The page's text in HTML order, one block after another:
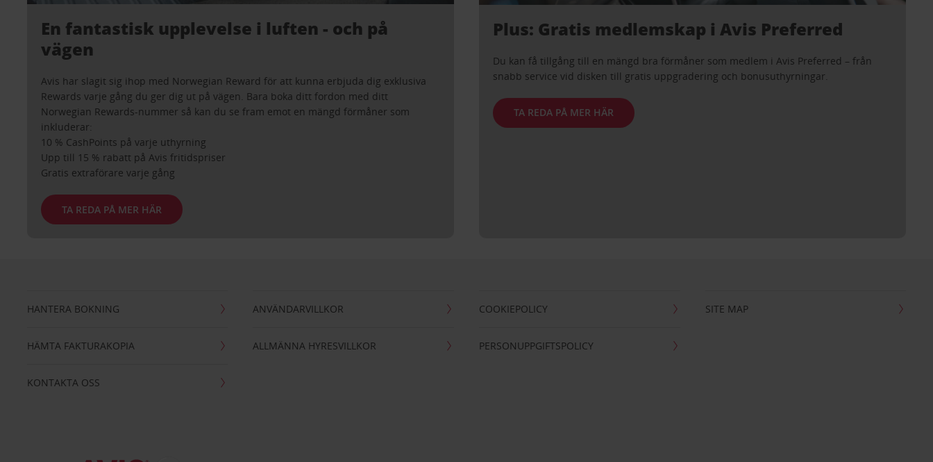
En fantastisk upplevelse i luften - och på
vägen
Avis har slagit sig ihop med Norwegian Reward för att kunna erbjuda dig exklusiva
Rewards varje gång du ger dig ut på vägen. Bara boka ditt fordon med ditt
Norwegian Rewards-nummer så kan du se fram emot en mängd förmåner som
inkluderar:
10 % CashPoints på varje uthyrning
Upp till 15 % rabatt på Avis fritidspriser
Gratis extraförare varje gång
TA REDA PÅ MER HÄR
Plus: Gratis medlemskap i Avis Preferred
Du kan få tillgång till en mängd bra förmåner som medlem i Avis Preferred – från
snabb service vid disken till gratis uppgradering och bonusuthyrningar.
TA REDA PÅ MER HÄR
HANTERA BOKNING
HÄMTA FAKTURAKOPIA
KONTAKTA OSS
ANVÄNDARVILLKOR
ALLMÄNNA HYRESVILLKOR
COOKIEPOLICY
PERSONUPPGIFTSPOLICY
SITE MAP